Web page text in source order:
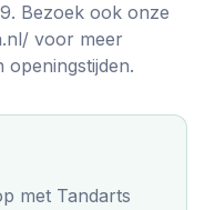
Bezoek ook onze
voor meer
met Tandarts